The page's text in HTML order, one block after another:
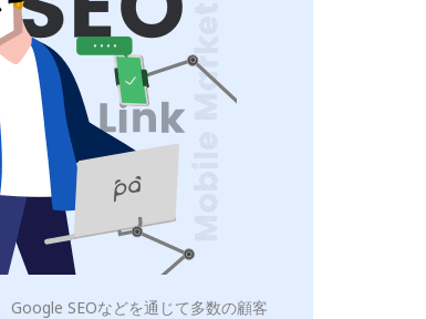
Google SEOなどを通じて多数の顧客